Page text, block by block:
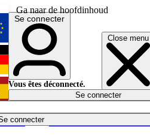
Ga naar de hoofdinhoud
Close menu
connecter
English
Deutsch
Español
Se connecter
Vous êtes déconnecté.
Se connecter